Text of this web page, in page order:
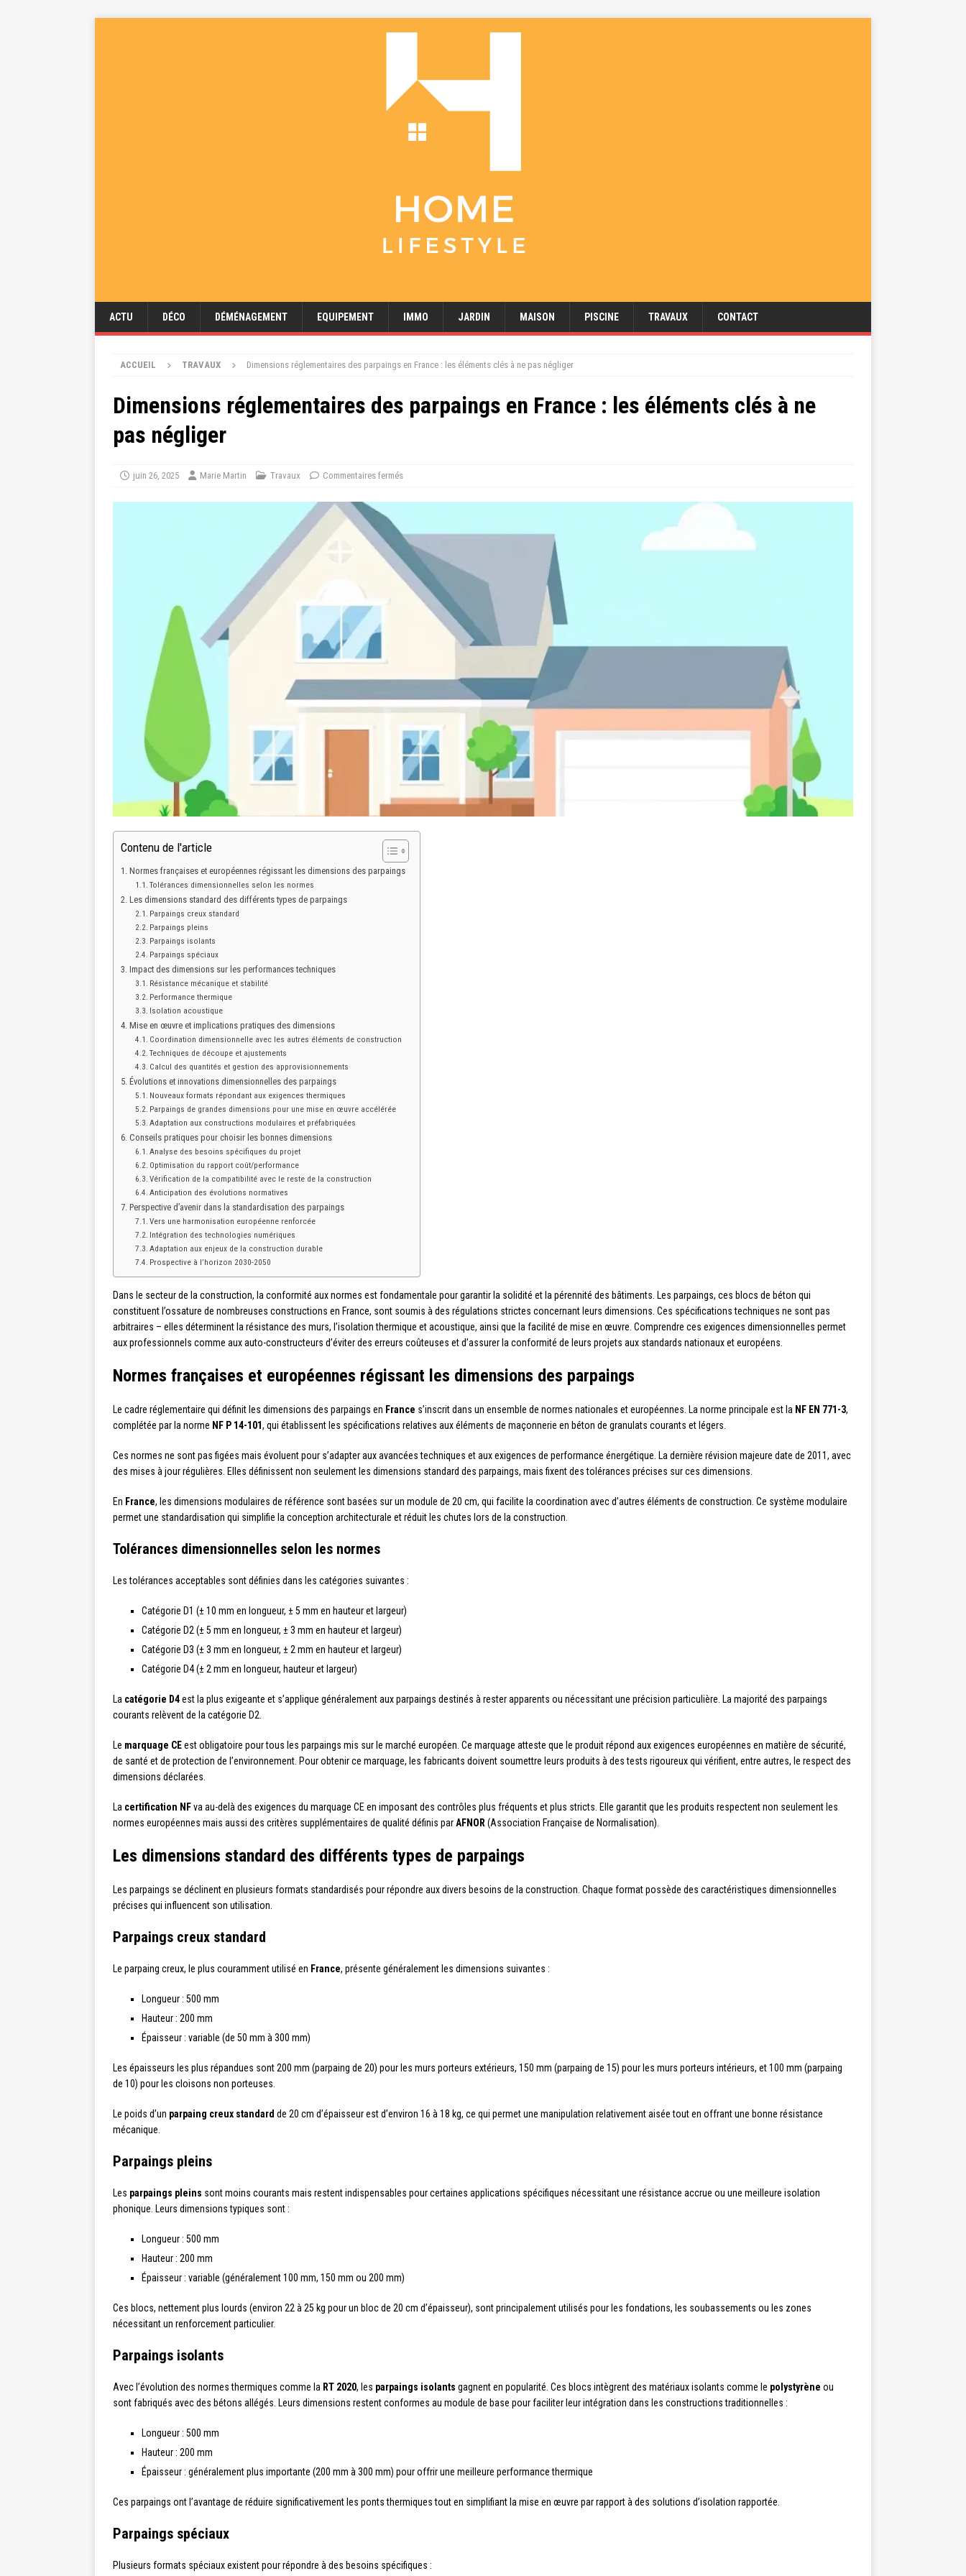
ACTU DÉCO DÉMÉNAGEMENT EQUIPEMENT IMMO JARDIN MAISON PISCINE TRAVAUX CONTACT
ACCUEIL TRAVAUX Dimensions réglementaires des parpaings en France : les éléments clés à ne pas négliger
Dimensions réglementaires des parpaings en France : les éléments clés à ne
pas négliger
juin 26, 2025 Marie Martin Travaux Commentaires fermés
Contenu de l'article
Normes françaises et européennes régissant les dimensions des parpaings
Tolérances dimensionnelles selon les normes
Les dimensions standard des différents types de parpaings
Parpaings creux standard
Parpaings pleins
Parpaings isolants
Parpaings spéciaux
Impact des dimensions sur les performances techniques
Résistance mécanique et stabilité
Performance thermique
Isolation acoustique
Mise en œuvre et implications pratiques des dimensions
Coordination dimensionnelle avec les autres éléments de construction
Techniques de découpe et ajustements
Calcul des quantités et gestion des approvisionnements
Évolutions et innovations dimensionnelles des parpaings
Nouveaux formats répondant aux exigences thermiques
Parpaings de grandes dimensions pour une mise en œuvre accélérée
Adaptation aux constructions modulaires et préfabriquées
Conseils pratiques pour choisir les bonnes dimensions
Analyse des besoins spécifiques du projet
Optimisation du rapport coût/performance
Vérification de la compatibilité avec le reste de la construction
Anticipation des évolutions normatives
Perspective d’avenir dans la standardisation des parpaings
Vers une harmonisation européenne renforcée
Intégration des technologies numériques
Adaptation aux enjeux de la construction durable
Prospective à l’horizon 2030-2050
Dans le secteur de la construction, la conformité aux normes est fondamentale pour garantir la solidité et la pérennité des bâtiments. Les parpaings, ces blocs de béton qui
constituent l’ossature de nombreuses constructions en France, sont soumis à des régulations strictes concernant leurs dimensions. Ces spécifications techniques ne sont pas
arbitraires – elles déterminent la résistance des murs, l’isolation thermique et acoustique, ainsi que la facilité de mise en œuvre. Comprendre ces exigences dimensionnelles permet
aux professionnels comme aux auto-constructeurs d’éviter des erreurs coûteuses et d’assurer la conformité de leurs projets aux standards nationaux et européens.
Normes françaises et européennes régissant les dimensions des parpaings
Le cadre réglementaire qui définit les dimensions des parpaings en France s’inscrit dans un ensemble de normes nationales et européennes. La norme principale est la NF EN 771-3,
complétée par la norme NF P 14-101, qui établissent les spécifications relatives aux éléments de maçonnerie en béton de granulats courants et légers.
Ces normes ne sont pas figées mais évoluent pour s’adapter aux avancées techniques et aux exigences de performance énergétique. La dernière révision majeure date de 2011, avec
des mises à jour régulières. Elles définissent non seulement les dimensions standard des parpaings, mais fixent des tolérances précises sur ces dimensions.
En France, les dimensions modulaires de référence sont basées sur un module de 20 cm, qui facilite la coordination avec d’autres éléments de construction. Ce système modulaire
permet une standardisation qui simplifie la conception architecturale et réduit les chutes lors de la construction.
Tolérances dimensionnelles selon les normes
Les tolérances acceptables sont définies dans les catégories suivantes :
Catégorie D1 (± 10 mm en longueur, ± 5 mm en hauteur et largeur)
Catégorie D2 (± 5 mm en longueur, ± 3 mm en hauteur et largeur)
Catégorie D3 (± 3 mm en longueur, ± 2 mm en hauteur et largeur)
Catégorie D4 (± 2 mm en longueur, hauteur et largeur)
La catégorie D4est la plus exigeante et s’applique généralement aux parpaings destinés à rester apparents ou nécessitant une précision particulière. La majorité des parpaings
courants relèvent de la catégorie D2.
Le marquage CEest obligatoire pour tous les parpaings mis sur le marché européen. Ce marquage atteste que le produit répond aux exigences européennes en matière de sécurité,
de santé et de protection de l’environnement. Pour obtenir ce marquage, les fabricants doivent soumettre leurs produits à des tests rigoureux qui vérifient, entre autres, le respect des
dimensions déclarées.
La certification NFva au-delà des exigences du marquage CE en imposant des contrôles plus fréquents et plus stricts. Elle garantit que les produits respectent non seulement les
normes européennes mais aussi des critères supplémentaires de qualité définis parAFNOR (Association Française de Normalisation).
Les dimensions standard des différents types de parpaings
Les parpaings se déclinent en plusieurs formats standardisés pour répondre aux divers besoins de la construction. Chaque format possède des caractéristiques dimensionnelles
précises qui influencent son utilisation.
Parpaings creux standard
Le parpaing creux, le plus couramment utilisé en France, présente généralement les dimensions suivantes :
Longueur : 500 mm
Hauteur : 200 mm
Épaisseur : variable (de 50 mm à 300 mm)
Les épaisseurs les plus répandues sont 200 mm (parpaing de 20) pour les murs porteurs extérieurs, 150 mm (parpaing de 15) pour les murs porteurs intérieurs, et 100 mm (parpaing
de 10) pour les cloisons non porteuses.
Le poids d’un parpaing creux standard de 20 cm d’épaisseur est d’environ 16 à 18 kg, ce qui permet une manipulation relativement aisée tout en offrant une bonne résistance
mécanique.
Parpaings pleins
Les parpaings pleins sont moins courants mais restent indispensables pour certaines applications spécifiques nécessitant une résistance accrue ou une meilleure isolation
phonique. Leurs dimensions typiques sont :
Longueur : 500 mm
Hauteur : 200 mm
Épaisseur : variable (généralement 100 mm, 150 mm ou 200 mm)
Ces blocs, nettement plus lourds (environ 22 à 25 kg pour un bloc de 20 cm d’épaisseur), sont principalement utilisés pour les fondations, les soubassements ou les zones
nécessitant un renforcement particulier.
Parpaings isolants
Avec l’évolution des normes thermiques comme la RT 2020, les parpaings isolants gagnent en popularité. Ces blocs intègrent des matériaux isolants comme le polystyrène ou
sont fabriqués avec des bétons allégés. Leurs dimensions restent conformes au module de base pour faciliter leur intégration dans les constructions traditionnelles :
Longueur : 500 mm
Hauteur : 200 mm
Épaisseur : généralement plus importante (200 mm à 300 mm) pour offrir une meilleure performance thermique
Ces parpaings ont l’avantage de réduire significativement les ponts thermiques tout en simplifiant la mise en œuvre par rapport à des solutions d’isolation rapportée.
Parpaings spéciaux
Plusieurs formats spéciaux existent pour répondre à des besoins spécifiques :